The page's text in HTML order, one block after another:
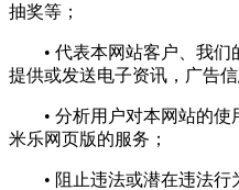
抽奖等；
• 代表本网站客户、我们
提供或发送电子资讯，广告
• 分析用户对本网站的使
米乐网页版的服务；
• 阻止违法或潜在违法行